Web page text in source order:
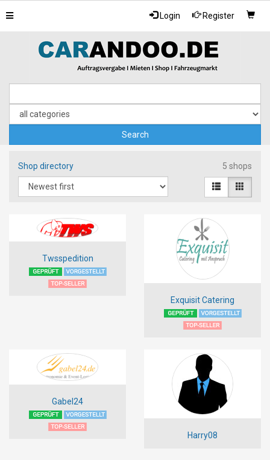
Login Register
Toggle
navigation
Shop directory 5 shops
Twsspedition
Exquisit Catering
Gabel24
Harry08